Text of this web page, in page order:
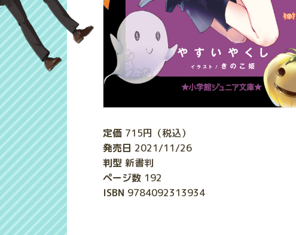
定価 715円（税込）
発売日 2021/11/26
判型 新書判
ページ数 192
ISBN 9784092313934